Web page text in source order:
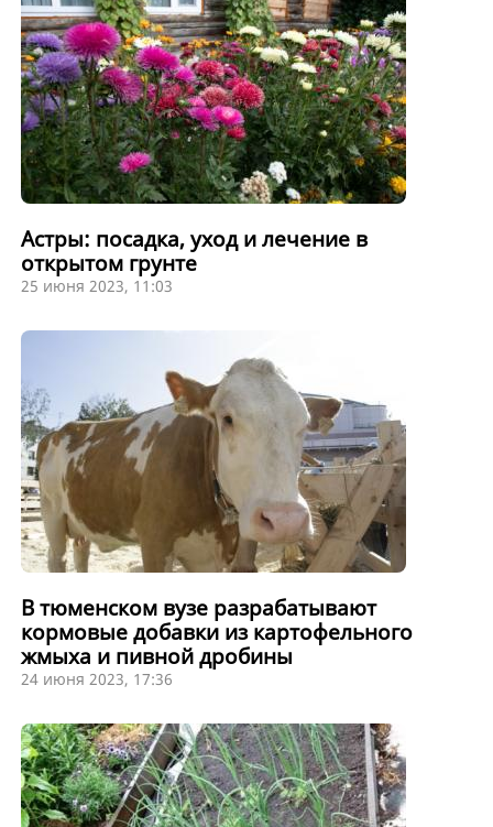
Астры: посадка, уход и лечение в
открытом грунте
25 июня 2023, 11:03
В тюменском вузе разрабатывают
кормовые добавки из картофельного
жмыха и пивной дробины
24 июня 2023, 17:36